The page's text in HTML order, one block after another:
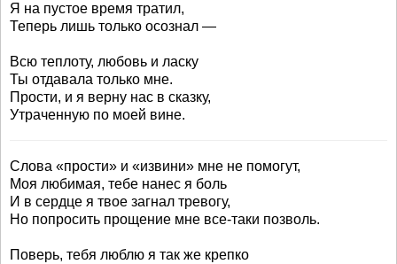
Я на пустое время тратил,
Теперь лишь только осознал —
Всю теплоту, любовь и ласку
Ты отдавала только мне.
Прости, и я верну нас в сказку,
Утраченную по моей вине.
Слова «прости» и «извини» мне не помогут,
Моя любимая, тебе нанес я боль
И в сердце я твое загнал тревогу,
Но попросить прощение мне все-таки позволь.
Поверь, тебя люблю я так же крепко